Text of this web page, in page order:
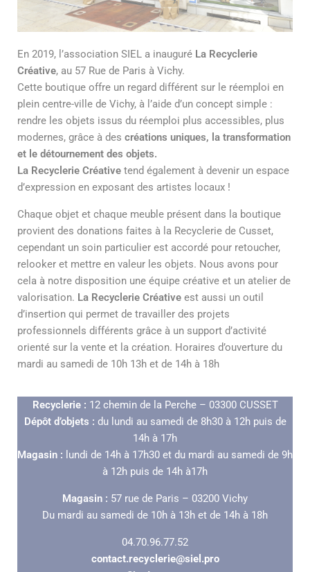
En 2019, l’association SIEL a inauguré La Recyclerie
Créative, au 57 Rue de Paris à Vichy.
Cette boutique offre un regard différent sur le réemploi en
plein centre-ville de Vichy, à l’aide d’un concept simple :
rendre les objets issus du réemploi plus accessibles, plus
modernes, grâce à des créations uniques, la transformation
et le détournement des objets.
La Recyclerie Créative tend également à devenir un espace
d’expression en exposant des artistes locaux !
Chaque objet et chaque meuble présent dans la boutique
provient des donations faites à la Recyclerie de Cusset,
cependant un soin particulier est accordé pour retoucher,
relooker et mettre en valeur les objets. Nous avons pour
cela à notre disposition une équipe créative et un atelier de
valorisation. La Recyclerie Créative est aussi un outil
d’insertion qui permet de travailler des projets
professionnels différents grâce à un support d’activité
orienté sur la vente et la création. Horaires d’ouverture du
mardi au samedi de 10h 13h et de 14h à 18h
Recyclerie : 12 chemin de la Perche – 03300 CUSSET
Dépôt d’objets : du lundi au samedi de 8h30 à 12h puis de
14h à 17h
Magasin : lundi de 14h à 17h30 et du mardi au samedi de 9h
à 12h puis de 14h à17h
Magasin : 57 rue de Paris – 03200 Vichy
Du mardi au samedi de 10h à 13h et de 14h à 18h
04.70.96.77.52
contact.recyclerie@siel.pro